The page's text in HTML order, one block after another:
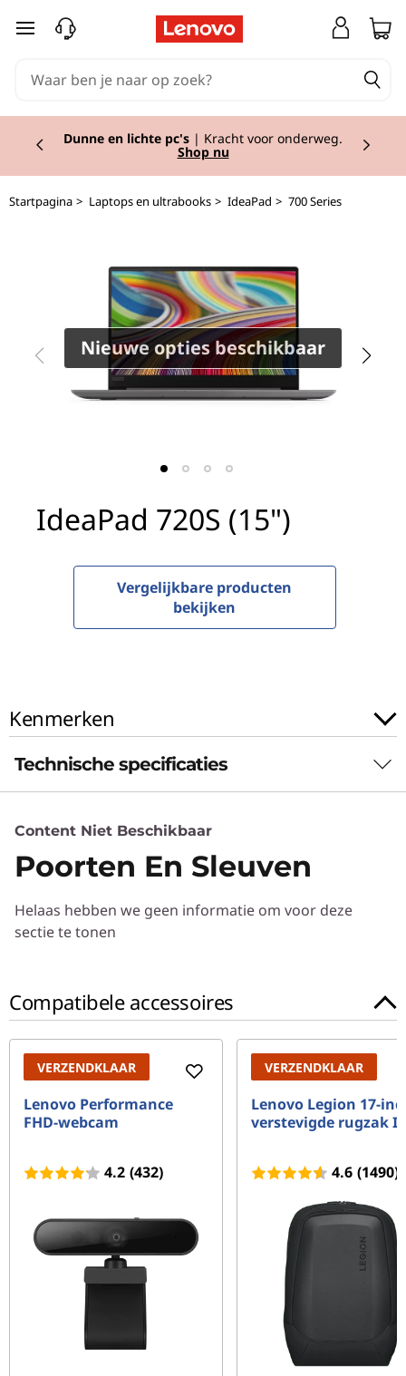
P
a
Ga naar de hoofdinhoud
Dunne en lichte pc's | Kracht voor onderweg.
Shop nu
Startpagina > Laptops en ultrabooks > IdeaPad > 700 Series
Nieuwe opties beschikbaar
IdeaPad 720S (15")
Vergelijkbare producten
bekijken
Kenmerken
Technische specificaties
Prestaties
Processor
Besturingssysteem
Grafische kaart
Up to NVIDIA GTX-1050Ti graphics
Totaal geheugen
Vaste schijf
Ontwerp
Type beeldscherm
15.6" FHD (1920 x 1080) IPS display
Overige
Content Niet Beschikbaar
Poorten En Sleuven
Helaas hebben we geen informatie om voor deze
sectie te tonen
Compatibele accessoires
VERZENDKLAAR
Lenovo Performance
FHD-webcam
4.2 (432)
VERZENDKLAAR
Lenovo Legion 17-
verstevigde rugzak II
4.6 (1490)